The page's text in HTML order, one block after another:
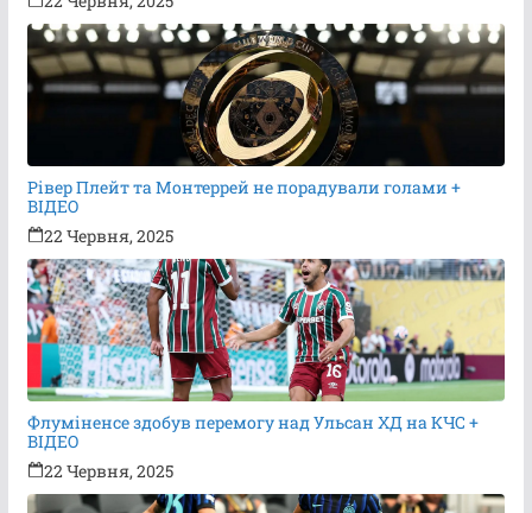
Рівер Плейт та Монтеррей не порадували голами +
ВІДЕО
22 Червня, 2025
Флуміненсе здобув перемогу над Ульсан ХД на КЧС +
ВІДЕО
22 Червня, 2025